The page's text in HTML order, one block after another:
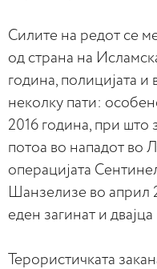
Силите на редот се
од страна на
година, полицијата и
неколку пати:
2016 година, при што
потоа во нападот во
операцијата
Шанзелизе во април
еден загинат и
Терористичката